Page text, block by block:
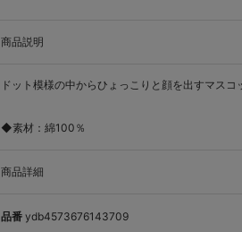
商品説明
ドット模様の中からひょっこりと顔を出すマスコ
◆素材：綿100％
商品詳細
品番 ydb4573676143709